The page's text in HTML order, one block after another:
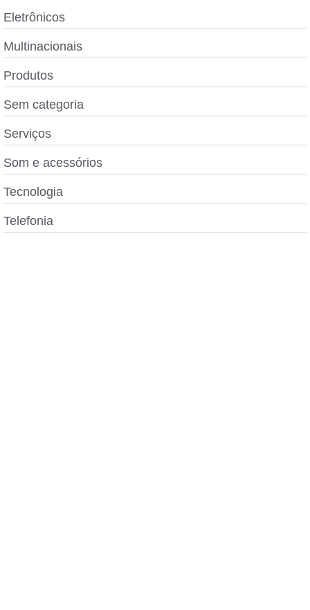
Eletrônicos
Multinacionais
Produtos
Sem categoria
Serviços
Som e acessórios
Tecnologia
Telefonia